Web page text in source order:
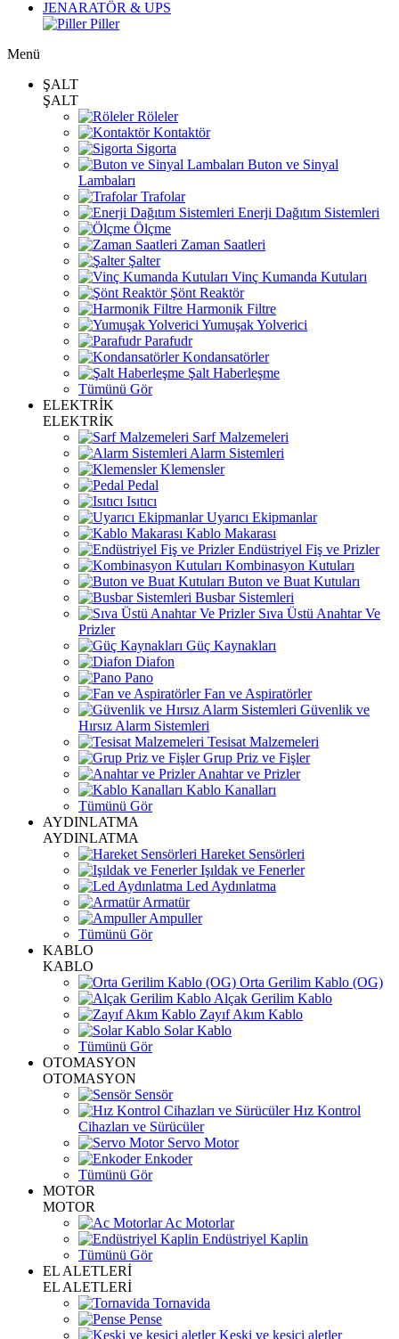
JENARATÖR & UPS
Piller
Menü
ŞALT
ŞALT
Röleler
Kontaktör
Sigorta
Buton ve Sinyal
Lambaları
Trafolar
Enerji Dağıtım Sistemleri
Ölçme
Zaman Saatleri
Şalter
Vinç Kumanda Kutuları
Şönt Reaktör
Harmonik Filtre
Yumuşak Yolverici
Parafudr
Kondansatörler
Şalt Haberleşme
Tümünü Gör
ELEKTRİK
ELEKTRİK
Sarf Malzemeleri
Alarm Sistemleri
Klemensler
Pedal
Isıtıcı
Uyarıcı Ekipmanlar
Kablo Makarası
Endüstriyel Fiş ve Prizler
Kombinasyon Kutuları
Buton ve Buat Kutuları
Busbar Sistemleri
Sıva Üstü Anahtar Ve
Prizler
Güç Kaynakları
Diafon
Pano
Fan ve Aspiratörler
Güvenlik ve
Hırsız Alarm Sistemleri
Tesisat Malzemeleri
Grup Priz ve Fişler
Anahtar ve Prizler
Kablo Kanalları
Tümünü Gör
AYDINLATMA
AYDINLATMA
Hareket Sensörleri
Işıldak ve Fenerler
Led Aydınlatma
Armatür
Ampuller
Tümünü Gör
KABLO
KABLO
Orta Gerilim Kablo (OG)
Alçak Gerilim Kablo
Zayıf Akım Kablo
Solar Kablo
Tümünü Gör
OTOMASYON
OTOMASYON
Sensör
Hız Kontrol
Cihazları ve Sürücüler
Servo Motor
Enkoder
Tümünü Gör
MOTOR
MOTOR
Ac Motorlar
Endüstriyel Kaplin
Tümünü Gör
EL ALETLERİ
EL ALETLERİ
Tornavida
Pense
Keski ve kesici aletler